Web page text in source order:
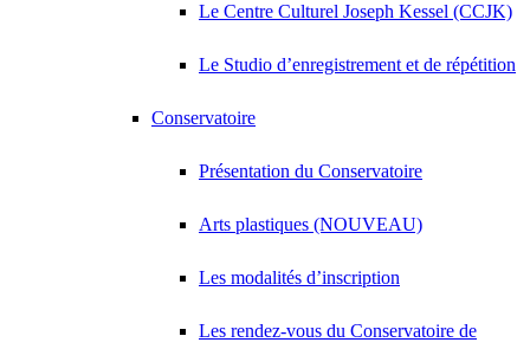
Le Centre Culturel Joseph Kessel (CCJK)
Le Studio d’enregistrement et de répétition
Conservatoire
Présentation du Conservatoire
Arts plastiques (NOUVEAU)
Les modalités d’inscription
Les rendez-vous du Conservatoire de